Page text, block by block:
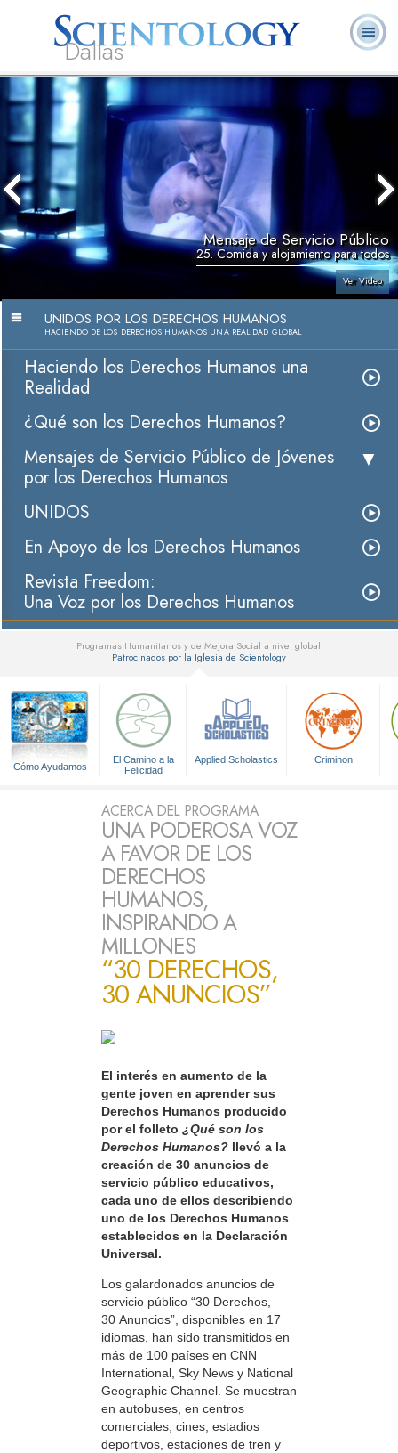
Dallas
Acerca de
Nosotros
L. Ronald
Hubbard
¿Qué es
Ministros
Preguntas
Mensaje de Servicio Público
25. Comida y alojamiento para todos
Ver Video
UNIDOS POR LOS DERECHOS HUMANOS
HACIENDO DE LOS DERECHOS HUMANOS UNA REALIDAD GLOBAL
Haciendo los Derechos Humanos una
Realidad
¿Qué son los Derechos Humanos?
Mensajes de Servicio Público de Jóvenes
por los Derechos Humanos
UNIDOS
En Apoyo de los Derechos Humanos
Revista Freedom:
Una Voz por los Derechos Humanos
Programas Humanitarios y de Mejora Social a nivel global
Patrocinados por la Iglesia de Scientology
Cómo Ayudamos
El Camino a la
Felicidad
Applied Scholastics Criminon
ACERCA DEL PROGRAMA
UNA PODEROSA VOZ
A FAVOR DE LOS
DERECHOS
HUMANOS,
INSPIRANDO A
MILLONES
“30 DERECHOS,
30 ANUNCIOS”
El interés en aumento de la
gente joven en aprender sus
Derechos Humanos producido
por el folleto ¿Qué son los
Derechos Humanos? llevó a la
creación de 30 anuncios de
servicio público educativos,
cada uno de ellos describiendo
uno de los Derechos Humanos
establecidos en la Declaración
Universal.
Los galardonados anuncios de
servicio público “30 Derechos,
30 Anuncios”, disponibles en 17
idiomas, han sido transmitidos en
más de 100 países en CNN
International, Sky News y National
Geographic Channel. Se muestran
en autobuses, en centros
comerciales, cines, estadios
deportivos, estaciones de tren y